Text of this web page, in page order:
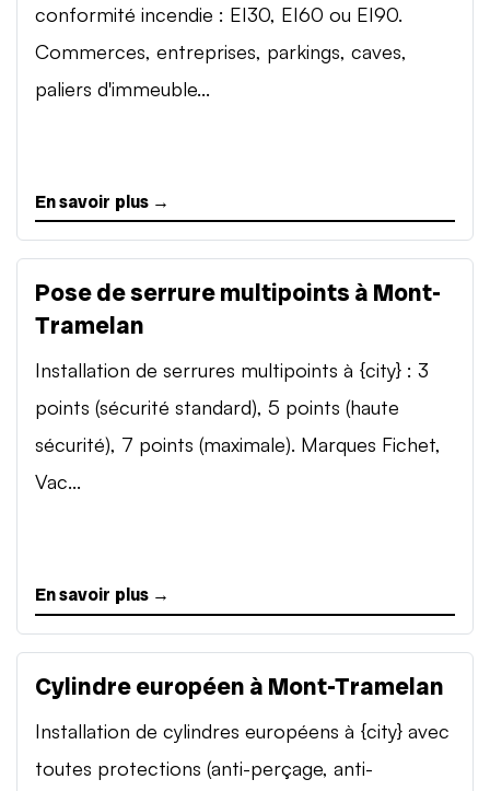
conformité incendie : EI30, EI60 ou EI90.
Commerces, entreprises, parkings, caves,
paliers d'immeuble...
En savoir plus →
Pose de serrure multipoints à Mont-
Tramelan
Installation de serrures multipoints à {city} : 3
points (sécurité standard), 5 points (haute
sécurité), 7 points (maximale). Marques Fichet,
Vac...
En savoir plus →
Cylindre européen à Mont-Tramelan
Installation de cylindres européens à {city} avec
toutes protections (anti-perçage, anti-